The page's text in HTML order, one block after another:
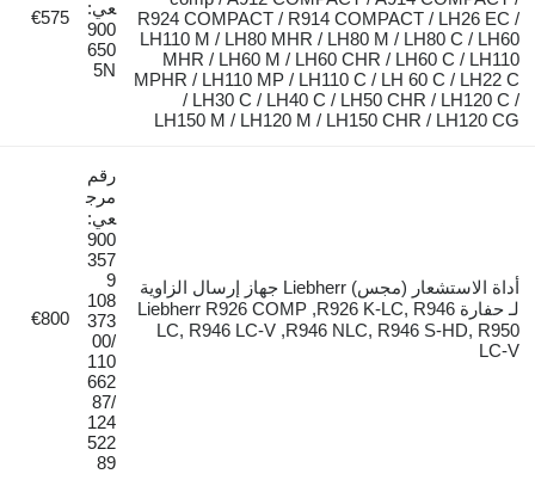
R924 COMPACT / R914 COMPACT / LH26 EC /
LH110 M / LH80 MHR / LH80 M / LH80 C / LH60
MHR / LH60 M / LH60 CHR / LH60 C / LH110
MPHR / LH110 MP / LH110 C / LH 60 C / LH22 C
/ LH30 C / LH40 C / LH50 CHR / LH120 C /
LH150 M / LH120 M / LH150 CHR / LH120 CG
عي:
900
650
5N
€575
أداة الاستشعار (مجس) Liebherr جهاز إرسال الزاوية
لـ حفارة Liebherr R926 COMP ,R926 K-LC, R946
LC, R946 LC-V ,R946 NLC, R946 S-HD, R950
LC-V
رقم
مرج
عي:
900
357
9
108
373
00/
110
662
87/
124
522
89
€800